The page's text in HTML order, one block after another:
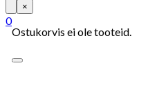
×
0
Ostukorvis ei ole tooteid.